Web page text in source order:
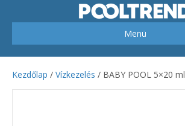
Menü
Kezdőlap / Vízkezelés / BABY POOL 5×20 ml